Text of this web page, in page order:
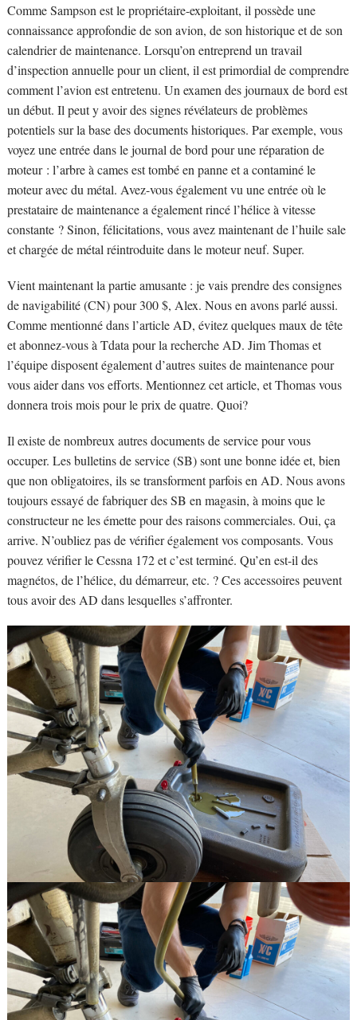
Comme Sampson est le propriétaire-exploitant, il possède une
connaissance approfondie de son avion, de son historique et de son
calendrier de maintenance. Lorsqu’on entreprend un travail
d’inspection annuelle pour un client, il est primordial de comprendre
comment l’avion est entretenu. Un examen des journaux de bord est
un début. Il peut y avoir des signes révélateurs de problèmes
potentiels sur la base des documents historiques. Par exemple, vous
voyez une entrée dans le journal de bord pour une réparation de
moteur : l’arbre à cames est tombé en panne et a contaminé le
moteur avec du métal. Avez-vous également vu une entrée où le
prestataire de maintenance a également rincé l’hélice à vitesse
constante ? Sinon, félicitations, vous avez maintenant de l’huile sale
et chargée de métal réintroduite dans le moteur neuf. Super.
Vient maintenant la partie amusante : je vais prendre des consignes
de navigabilité (CN) pour 300 $, Alex. Nous en avons parlé aussi.
Comme mentionné dans l’article AD, évitez quelques maux de tête
et abonnez-vous à Tdata pour la recherche AD. Jim Thomas et
l’équipe disposent également d’autres suites de maintenance pour
vous aider dans vos efforts. Mentionnez cet article, et Thomas vous
donnera trois mois pour le prix de quatre. Quoi?
Il existe de nombreux autres documents de service pour vous
occuper. Les bulletins de service (SB) sont une bonne idée et, bien
que non obligatoires, ils se transforment parfois en AD. Nous avons
toujours essayé de fabriquer des SB en magasin, à moins que le
constructeur ne les émette pour des raisons commerciales. Oui, ça
arrive. N’oubliez pas de vérifier également vos composants. Vous
pouvez vérifier le Cessna 172 et c’est terminé. Qu’en est-il des
magnétos, de l’hélice, du démarreur, etc. ? Ces accessoires peuvent
tous avoir des AD dans lesquelles s’affronter.